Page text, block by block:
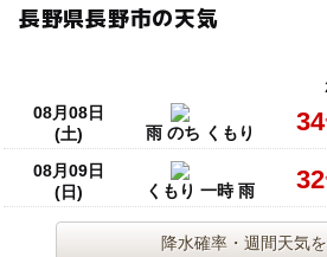
長野県長野市の天気
08月08日
(土)
雨 のち くもり 34
08月09日
(日)
くもり 一時 雨 32
降水確率・週間天気